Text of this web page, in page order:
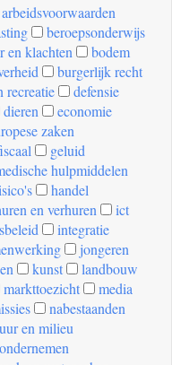
arbeidsvoorwaarden
beroepsonderwijs
en klachten
bodem
burgerlijk recht
recreatie
defensie
dieren
economie
zaken
geluid
hulpmiddelen
handel
en verhuren
ict
integratie
jongeren
kunst
landbouw
markttoezicht
media
nabestaanden
en milieu
ondernemen